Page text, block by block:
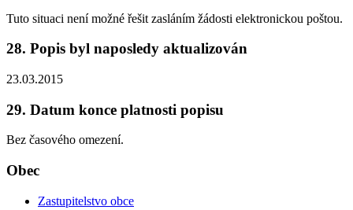
Tuto situaci není možné řešit zasláním žádosti elektronickou poštou.
28. Popis byl naposledy aktualizován
23.03.2015
29. Datum konce platnosti popisu
Bez časového omezení.
Obec
Zastupitelstvo obce